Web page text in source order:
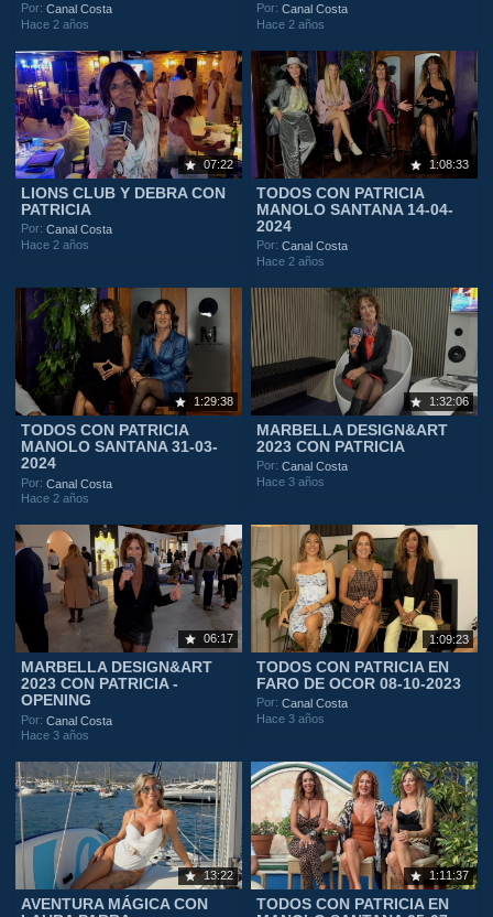
Por:Canal Costa
Hace 2 años
Por:Canal Costa
Hace 2 años
07:22
LIONS CLUB Y DEBRA CON
PATRICIA
Por:Canal Costa
Hace 2 años
1:08:33
TODOS CON PATRICIA
MANOLO SANTANA 14-04-
2024
Por:Canal Costa
Hace 2 años
1:29:38
TODOS CON PATRICIA
MANOLO SANTANA 31-03-
2024
Por:Canal Costa
Hace 2 años
1:32:06
MARBELLA DESIGN&ART
2023 CON PATRICIA
Por:Canal Costa
Hace 3 años
06:17
MARBELLA DESIGN&ART
2023 CON PATRICIA -
OPENING
Por:Canal Costa
Hace 3 años
1:09:23
TODOS CON PATRICIA EN
FARO DE OCOR 08-10-2023
Por:Canal Costa
Hace 3 años
13:22
AVENTURA MÁGICA CON
1:11:37
TODOS CON PATRICIA EN